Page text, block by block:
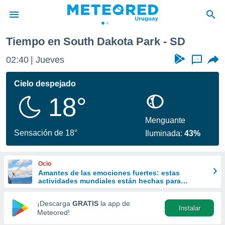
de
ha
calidad.
a este
las
y
forma
digital
basada
Tiempo en South Dakota Park - SD
02:40 Jueves ...
Cielo despejado
18°
Sensación de 18°
Menguante
Iluminada:43%
Ocio
Amantes de las emociones fuertes: estas
actividades mundiales están hechas para
¡Descarga GRATIS la app de
Meteored!
Instalar